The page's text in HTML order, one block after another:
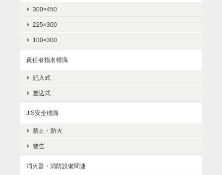
300×450
225×300
100×300
責任者指名標識
記入式
差込式
JIS安全標識
禁止・防火
警告
消火器・消防設備関連